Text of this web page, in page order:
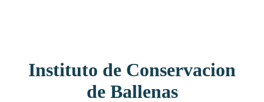
Instituto de Conservacion
de Ballenas